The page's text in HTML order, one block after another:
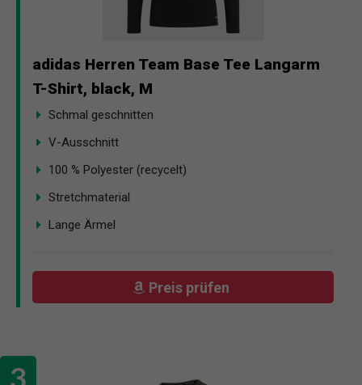
adidas Herren Team Base Tee Langarm
T-Shirt, black, M
Schmal geschnitten
V-Ausschnitt
100 % Polyester (recycelt)
Stretchmaterial
Lange Ärmel
Preis prüfen